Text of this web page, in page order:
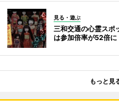
見る・遊ぶ
三和交通の心霊ス
は参加倍率が52倍に
もっと見